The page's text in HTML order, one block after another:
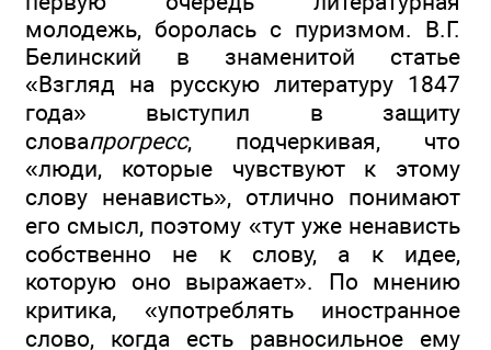
молодежь, боролась с пуризмом. В.Г.
Белинский в знаменитой статье
«Взгляд на русскую литературу 1847
года» выступил в защиту
словапрогресс, подчеркивая, что
«люди, которые чувствуют к этому
слову ненависть», отлично понимают
его смысл, поэтому «тут уже ненависть
собственно не к слову, а к идее,
которую оно выражает». По мнению
критика, «употреблять иностранное
слово, когда есть равносильное ему